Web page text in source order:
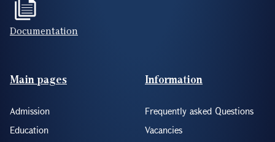
Documentation
Footer(ENG)
Main pages
Admission
Education
Information
Frequently asked Questions
Vacancies